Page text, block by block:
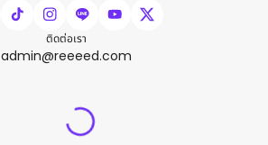
ติดต่อเรา
admin@reeeed.com